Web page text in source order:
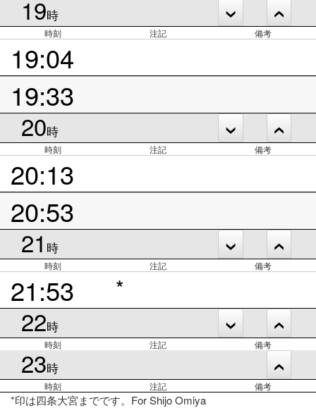
19時
時刻 注記 備考
19:04
19:33
20時
時刻 注記 備考
20:13
20:53
21 時
時刻 注記 備考
21:53 *
22時
時刻 注記 備考
23時
時刻 注記 備考
*印は四条大宮までです。For Shijo Omiya